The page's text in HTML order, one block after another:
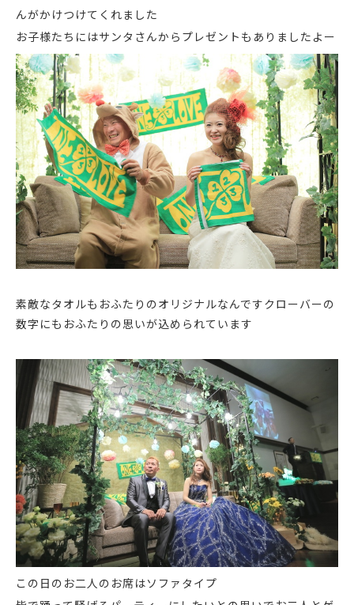
んがかけつけてくれました
お子様たちにはサンタさんからプレゼントもありましたよー
素敵なタオルもおふたりのオリジナルなんですクローバーの
数字にもおふたりの思いが込められています
この日のお二人のお席はソファタイプ